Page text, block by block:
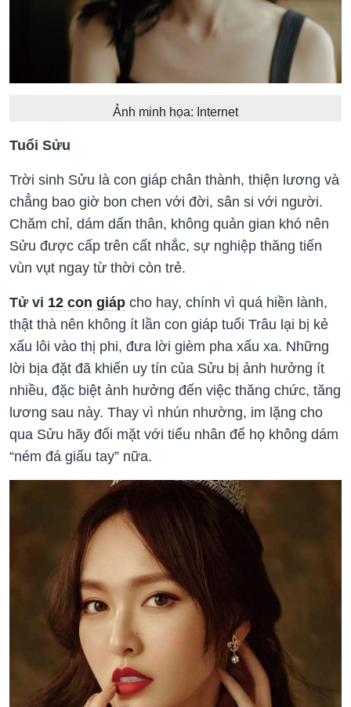
Ảnh minh họa: Internet
Tuổi Sửu
Trời sinh Sửu là con giáp chân thành, thiện lương và
chẳng bao giờ bon chen với đời, sân si với người.
Chăm chỉ, dám dấn thân, không quản gian khó nên
Sửu được cấp trên cất nhắc, sự nghiệp thăng tiến
vùn vụt ngay từ thời còn trẻ.
Tử vi 12 con giáp cho hay, chính vì quá hiền lành,
thật thà nên không ít lần con giáp tuổi Trâu lại bị kẻ
xấu lôi vào thị phi, đưa lời gièm pha xấu xa. Những
lời bịa đặt đã khiến uy tín của Sửu bị ảnh hưởng ít
nhiều, đặc biệt ảnh hưởng đến việc thăng chức, tăng
lương sau này. Thay vì nhún nhường, im lặng cho
qua Sửu hãy đối mặt với tiểu nhân để họ không dám
“ném đá giấu tay” nữa.